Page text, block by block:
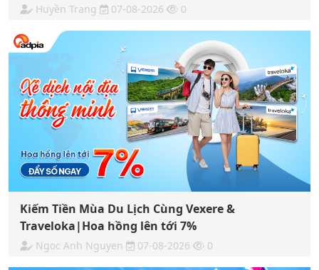
Huyền Trang 07-08-2026 0
Kiếm Tiền Mùa Du Lịch Cùng Vexere &
Traveloka|Hoa hồng lên tới 7%
Ngoc Anh Nguyen 07-08-2026 0